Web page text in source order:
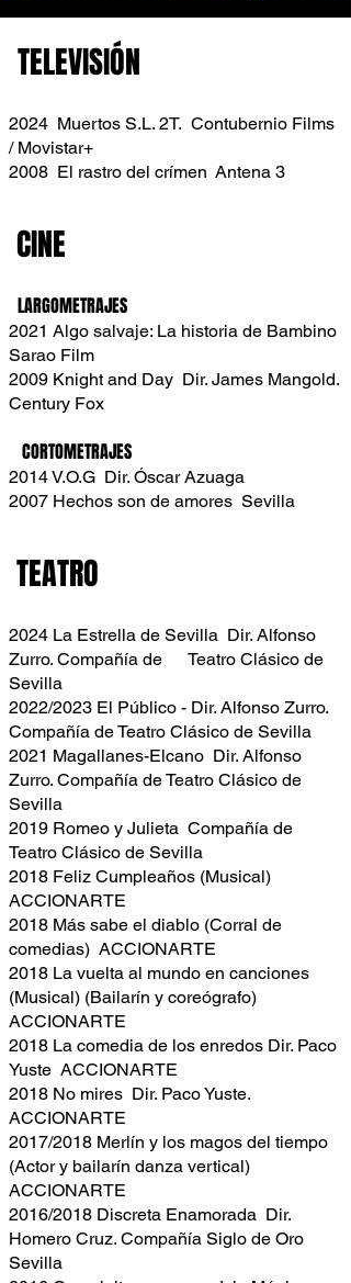
TELEVISIÓN
2024 Muertos S.L. 2T. Contubernio Films
/ Movistar+
2008 El rastro del crímen Antena 3
CINE
LARGOMETRAJES
2021 Algo salvaje: La historia de Bambino
Sarao Film
2009 Knight and Day Dir. James Mangold.
Century Fox
CORTOMETRAJES
2014 V.O.G Dir. Óscar Azuaga
2007 Hechos son de amores Sevilla
TEATRO
2024 La Estrella de Sevilla Dir. Alfonso
Zurro. Compañía de Teatro Clásico de
Sevilla
2022/2023 El Público - Dir. Alfonso Zurro.
Compañía de Teatro Clásico de Sevilla
2021 Magallanes-Elcano Dir. Alfonso
Zurro. Compañía de Teatro Clásico de
Sevilla
2019 Romeo y Julieta Compañía de
Teatro Clásico de Sevilla
2018 Feliz Cumpleaños (Musical)
ACCIONARTE
2018 Más sabe el diablo (Corral de
comedias) ACCIONARTE
2018 La vuelta al mundo en canciones
(Musical) (Bailarín y coreógrafo)
ACCIONARTE
2018 La comedia de los enredos Dir. Paco
Yuste ACCIONARTE
2018 No mires Dir. Paco Yuste.
ACCIONARTE
2017/2018 Merlín y los magos del tiempo
(Actor y bailarín danza vertical)
ACCIONARTE
2016/2018 Discreta Enamorada Dir.
Homero Cruz. Compañía Siglo de Oro
Sevilla